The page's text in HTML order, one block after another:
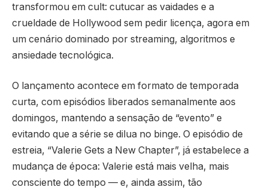
transformou em cult: cutucar as vaidades e a
crueldade de Hollywood sem pedir licença, agora em
um cenário dominado por streaming, algoritmos e
ansiedade tecnológica.
O lançamento acontece em formato de temporada
curta, com episódios liberados semanalmente aos
domingos, mantendo a sensação de “evento” e
evitando que a série se dilua no binge. O episódio de
estreia, “Valerie Gets a New Chapter”, já estabelece a
mudança de época: Valerie está mais velha, mais
consciente do tempo — e, ainda assim, tão